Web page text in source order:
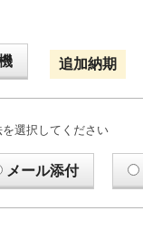
追加納期
を選択してください
メール添付